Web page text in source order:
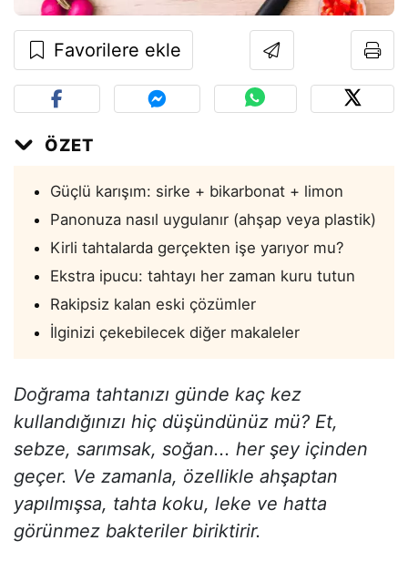
Favorilere ekle
ÖZET
Güçlü karışım: sirke + bikarbonat + limon
Panonuza nasıl uygulanır (ahşap veya plastik)
Kirli tahtalarda gerçekten işe yarıyor mu?
Ekstra ipucu: tahtayı her zaman kuru tutun
Rakipsiz kalan eski çözümler
İlginizi çekebilecek diğer makaleler
Doğrama tahtanızı günde kaç kez
kullandığınızı hiç düşündünüz mü? Et,
sebze, sarımsak, soğan... her şey içinden
geçer. Ve zamanla, özellikle ahşaptan
yapılmışsa, tahta koku, leke ve hatta
görünmez bakteriler biriktirir.